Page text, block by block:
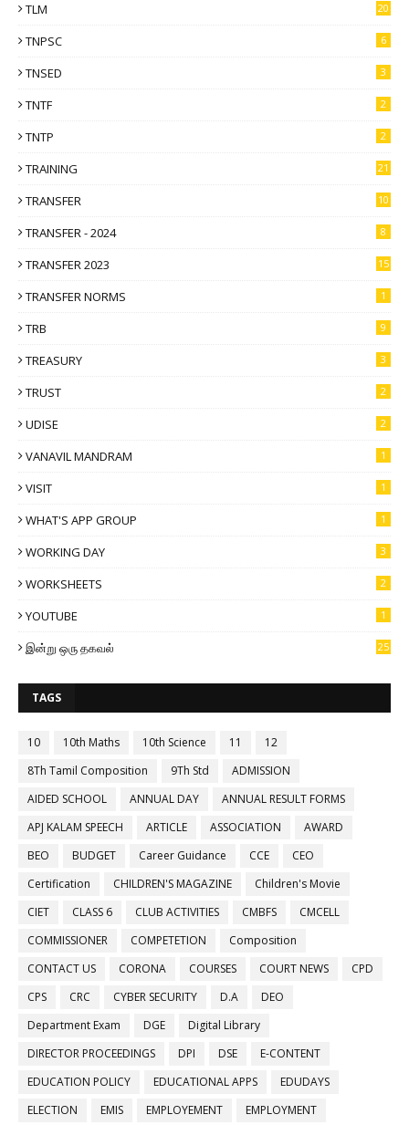
TLM 20
TNPSC 6
TNSED 3
TNTF 2
TNTP 2
TRAINING 21
TRANSFER 10
TRANSFER - 2024 8
TRANSFER 2023 15
TRANSFER NORMS 1
TRB 9
TREASURY 3
TRUST 2
UDISE 2
VANAVIL MANDRAM 1
VISIT 1
WHAT'S APP GROUP 1
WORKING DAY 3
WORKSHEETS 2
YOUTUBE 1
இன்று ஒரு தகவல் 25
TAGS
10 10th Maths 10th Science 11
12
8Th Tamil Composition
9Th Std
ADMISSION
AIDED SCHOOL
ANNUAL DAY
ANNUAL RESULT FORMS
APJ KALAM SPEECH
ARTICLE ASSOCIATION
AWARD
BEO
BUDGET Career Guidance CCE
CEO
Certification
CHILDREN'S MAGAZINE
Children's Movie
CIET
CLASS 6 CLUB ACTIVITIES CMBFS
CMCELL
COMMISSIONER
COMPETETION
Composition
CONTACT US
CORONA COURSES COURT NEWS
CPD
CPS
CRC CYBER SECURITY D.A
DEO
Department Exam
DGE
Digital Library
DIRECTOR PROCEEDINGS
DPI DSE
E-CONTENT
EDUCATION POLICY
EDUCATIONAL APPS
EDUDAYS
ELECTION
EMIS EMPLOYEMENT
EMPLOYMENT